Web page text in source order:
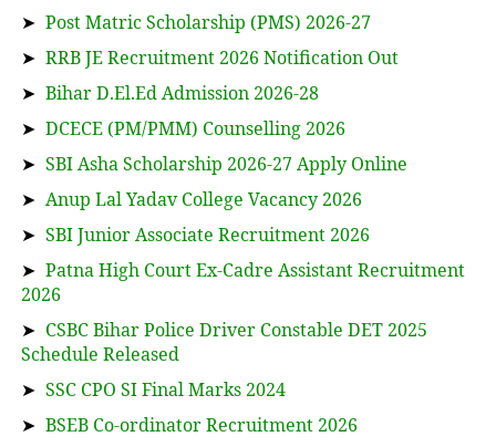
➤ Post Matric Scholarship (PMS) 2026-27
➤ RRB JE Recruitment 2026 Notification Out
➤ Bihar D.El.Ed Admission 2026-28
➤ DCECE (PM/PMM) Counselling 2026
➤ SBI Asha Scholarship 2026-27 Apply Online
➤ Anup Lal Yadav College Vacancy 2026
➤ SBI Junior Associate Recruitment 2026
➤ Patna High Court Ex-Cadre Assistant Recruitment
2026
➤ CSBC Bihar Police Driver Constable DET 2025
Schedule Released
➤ SSC CPO SI Final Marks 2024
➤ BSEB Co-ordinator Recruitment 2026